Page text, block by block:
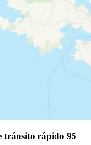
tránsito rápido 95